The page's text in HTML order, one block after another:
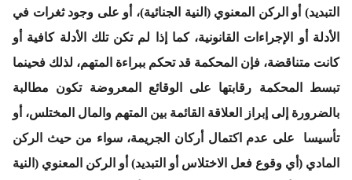
التبديد) أو الركن المعنوي (النية الجنائية)، أو على وجود ثغرات في
الأدلة أو الإجراءات القانونية، كما إذا لم تكن تلك الأدلة كافية أو
كانت متناقضة، فإن المحكمة قد تحكم ببراءة المتهم، لذلك فحينما
تبسط المحكمة رقابتها على الوقائع المعروضة تكون مطالبة
بالضرورة إلى إبراز العلاقة القائمة بين المتهم والمال المختلس، أو
تأسيسا على عدم اكتمال أركان الجريمة، سواء من حيث الركن
المادي (أي وقوع فعل الاختلاس أو التبديد) أو الركن المعنوي (النية